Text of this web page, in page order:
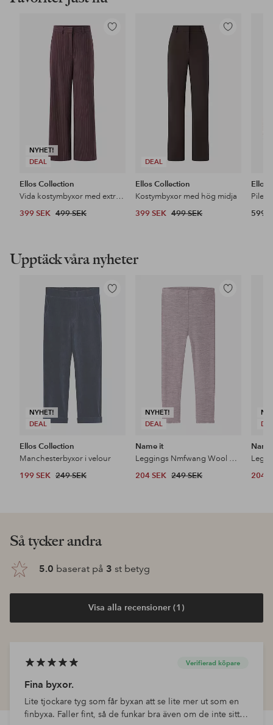
NYHET!
DEAL
Lägg
Ellos Collection
Vida kostymbyxor med extra hög midja
399 SEK 499 SEK
DEAL
Lägg
Ellos Collection
Kostymbyxor med hög midja
399 SEK 499 SEK
Ellos
599
Upptäck våra nyheter
NYHET!
DEAL
Lägg
Ellos Collection
Manchesterbyxor i velour
199 SEK 249 SEK
NYHET!
DEAL
Lägg
Name it
Leggings Nmfwang Wool Neddle
204 SEK 249 SEK 204
Så tycker andra
5.0 baserat på 3 st betyg
Visa alla recensioner (1)
Verifierad köpare
Fina byxor.
Lite tjockare tyg som får byxan att se lite mer ut som en
finbyxa. Faller fint, så de funkar bra även om de inte sitter